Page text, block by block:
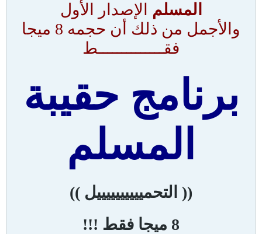
المسلم الإصدار الأول
والأجمل من ذلك أن حجمه 8 ميجا
فقــــــــــــــط
برنامج حقيبة
المسلم
(( التحمييييييييييل ))
8 ميجا فقط !!!